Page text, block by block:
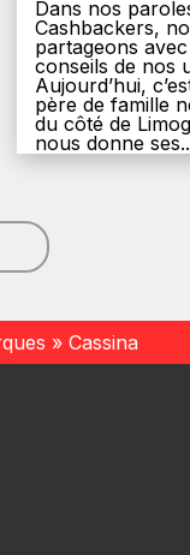
Dans nos
Cashbackers,
partageons
conseils de nos
Aujourd’hui,
père de famille
du côté de
nous donne
» Cassina